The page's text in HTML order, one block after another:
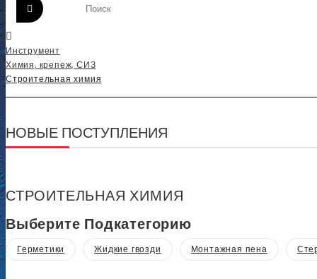
Инструмент
Химия, крепеж, СИЗ
Строительная химия
НОВЫЕ ПОСТУПЛЕНИЯ
СТРОИТЕЛЬНАЯ ХИМИЯ
Выберите Подкатегорию
Герметики Жидкие гвозди Монтажная пена